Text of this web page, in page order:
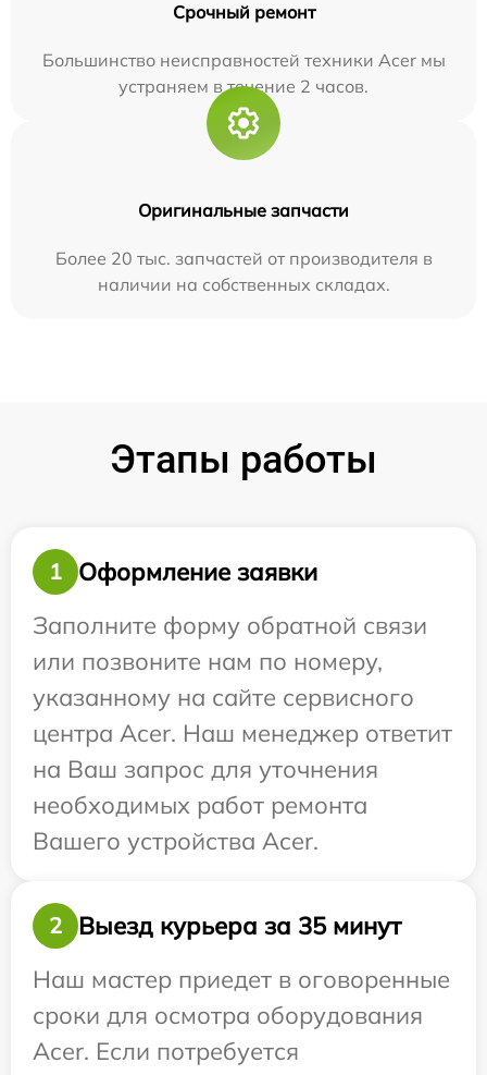
Срочный ремонт
Большинство неисправностей техники Acer мы
устраняем в течение 2 часов.
Оригинальные запчасти
Более 20 тыс. запчастей от производителя в
наличии на собственных складах.
Этапы работы
1
Оформление заявки
Заполните форму обратной связи
или позвоните нам по номеру,
указанному на сайте сервисного
центра Acer. Наш менеджер ответит
на Ваш запрос для уточнения
необходимых работ ремонта
Вашего устройства Acer.
2
Выезд курьера за 35 минут
Наш мастер приедет в оговоренные
сроки для осмотра оборудования
Acer. Если потребуется